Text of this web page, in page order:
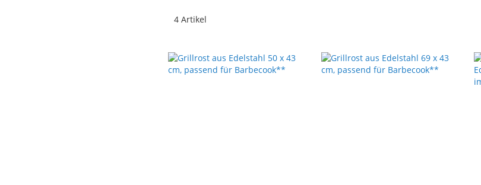
4 Artikel